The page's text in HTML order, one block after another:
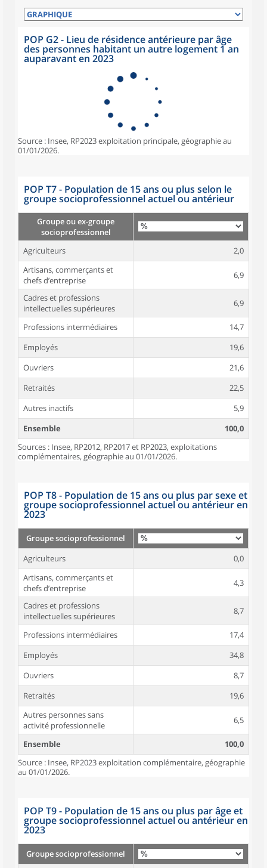
POP G2 - Lieu de résidence antérieure par âge
des personnes habitant un autre logement 1 an
auparavant en 2023
Source : Insee, RP2023 exploitation principale, géographie au
01/01/2026.
POP T7 - Population de 15 ans ou plus selon le
groupe socioprofessionnel actuel ou antérieur
Groupe ou ex-groupe
socioprofessionnel
Agriculteurs
2,0
Artisans, commerçants et
chefs d’entreprise
6,9
Cadres et professions
intellectuelles supérieures
6,9
Professions intermédiaires
14,7
Employés
19,6
Ouvriers
21,6
Retraités
22,5
Autres inactifs
5,9
Ensemble
100,0
Sources : Insee, RP2012, RP2017 et RP2023, exploitations
complémentaires, géographie au 01/01/2026.
POP T8 - Population de 15 ans ou plus par sexe et
groupe socioprofessionnel actuel ou antérieur en
2023
Groupe socioprofessionnel
Agriculteurs
0,0
Artisans, commerçants et
chefs d’entreprise
4,3
Cadres et professions
intellectuelles supérieures
8,7
Professions intermédiaires
17,4
Employés
34,8
Ouvriers
8,7
Retraités
19,6
Autres personnes sans
activité professionnelle
6,5
Ensemble
100,0
Source : Insee, RP2023 exploitation complémentaire, géographie
au 01/01/2026.
POP T9 - Population de 15 ans ou plus par âge et
groupe socioprofessionnel actuel ou antérieur en
2023
Groupe socioprofessionnel